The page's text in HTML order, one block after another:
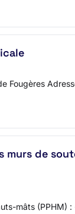
Fougères
murs de
mâts